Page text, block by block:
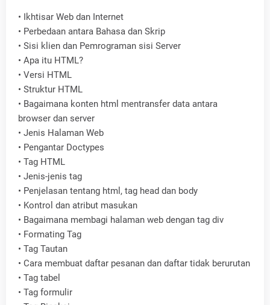
• Ikhtisar Web dan Internet
• Perbedaan antara Bahasa dan Skrip
• Sisi klien dan Pemrograman sisi Server
• Apa itu HTML?
• Versi HTML
• Struktur HTML
• Bagaimana konten html mentransfer data antara
browser dan server
• Jenis Halaman Web
• Pengantar Doctypes
• Tag HTML
• Jenis-jenis tag
• Penjelasan tentang html, tag head dan body
• Kontrol dan atribut masukan
• Bagaimana membagi halaman web dengan tag div
• Formating Tag
• Tag Tautan
• Cara membuat daftar pesanan dan daftar tidak berurutan
• Tag tabel
• Tag formulir